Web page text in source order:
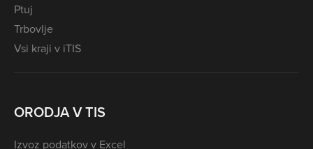
Ptuj
Trbovlje
Vsi kraji v iTIS
ORODJA V TIS
Izvoz podatkov v Excel